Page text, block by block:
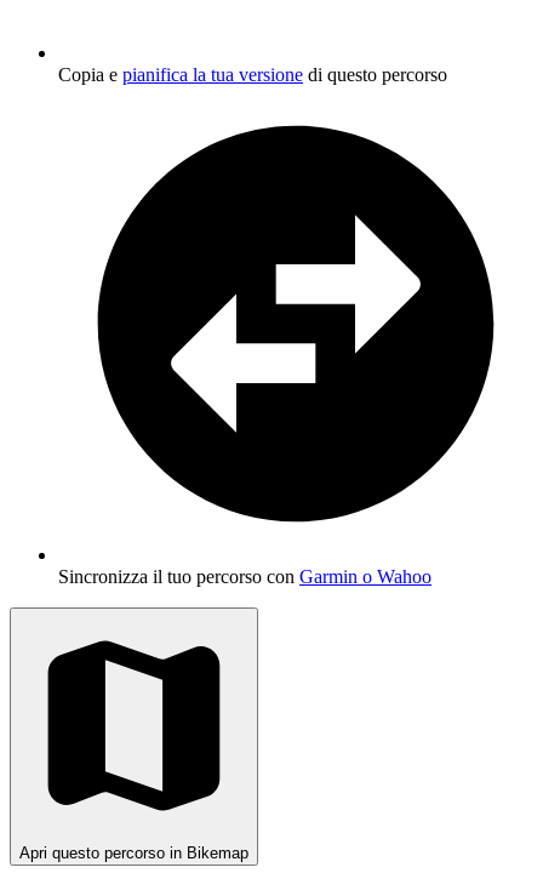
Copia e pianifica la tua versione di questo percorso
Sincronizza il tuo percorso con Garmin o Wahoo
Apri questo percorso in Bikemap